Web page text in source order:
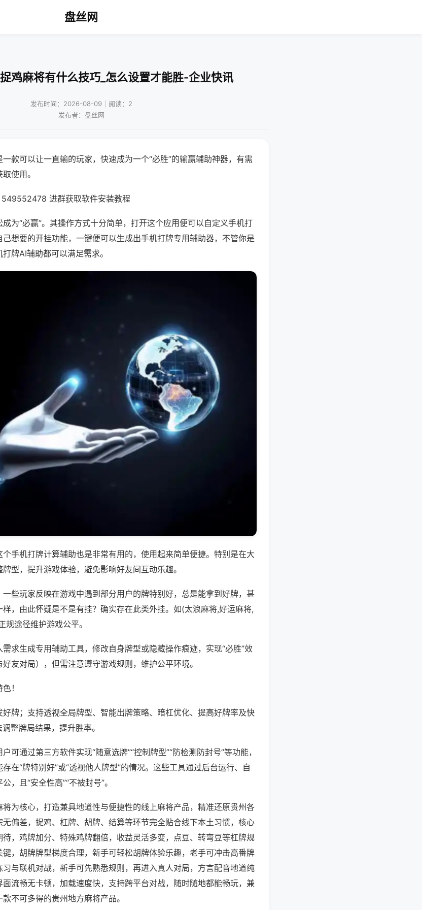
盘丝网
鸡麻将有什么技巧_怎么设置才能胜-企业快讯
发布时间：2026-08-09｜阅读：2
发布者：盘丝网
款可以让一直输的玩家，快速成为一个“必胜”的输赢辅助神器，有需
使用。
进群获取软件安装教程
为“必赢”。其操作方式十分简单，打开这个应用便可以自定义手机打
想要的开挂功能，一键便可以生成出手机打牌专用辅助器，不管你是
牌AI辅助都可以满足需求。
手机打牌计算辅助也是非常有用的，使用起来简单便捷。特别是在大
型，提升游戏体验，避免影响好友间互动乐趣。
些玩家反映在游戏中遇到部分用户的牌特别好，总是能拿到好牌，甚
，由此怀疑是不是有挂？确实存在此类外挂。如(太浪麻将,好运麻将,
途径维护游戏公平。
求生成专用辅助工具，修改自身牌型或隐藏操作痕迹，实现“必胜”效
友对局），但需注意遵守游戏规则，维护公平环境。
！
牌；支持透视全局牌型、智能出牌策略、暗杠优化、提高好牌率及快
整牌局结果，提升胜率。
可通过第三方软件实现“随意选牌”“控制牌型”“防检测防封号”等功能，
在“牌特别好”或“透视他人牌型”的情况。这些工具通过后台运行、自
，且“安全性高”“不被封号”。
为核心，打造兼具地道性与便捷性的线上麻将产品，精准还原贵州各
偏差，捉鸡、杠牌、胡牌、结算等环节完全贴合线下本土习惯，核心
，鸡牌加分、特殊鸡牌翻倍，收益灵活多变，点豆、转弯豆等杠牌规
，胡牌牌型梯度合理，新手可轻松胡牌体验乐趣，老手可冲击高番牌
与联机对战，新手可先熟悉规则，再进入真人对局，方言配音地道纯
流畅无卡顿，加载速度快，支持跨平台对战，随时随地都能畅玩，兼
不可多得的贵州地方麻将产品。